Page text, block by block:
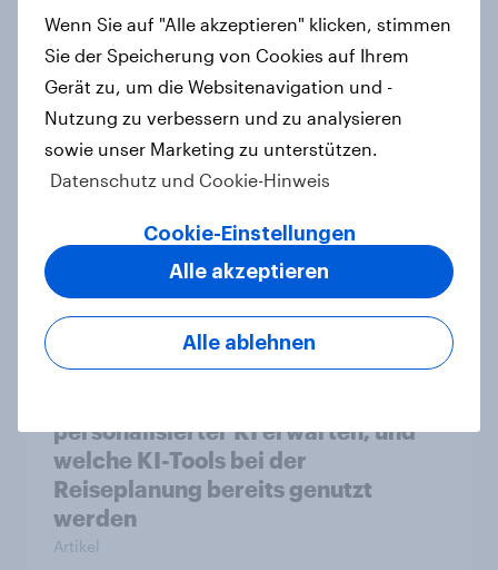
reicht nicht aus
Weltneuheit: Erste skalierte Studie
zeigt Impact von Werbung auf Net
und Nivea führen NPS-Ranking an
Maßgeschneiderte Reisen per
personalisierter KI erwarten, und
welche KI-Tools bei der
Reiseplanung bereits genutzt
werden
Artikel
Wenn Sie auf "Alle akzeptieren" klicken, stimmen
Sie der Speicherung von Cookies auf Ihrem
Gerät zu, um die Websitenavigation und -
Nutzung zu verbessern und zu analysieren
sowie unser Marketing zu unterstützen.
Datenschutz und Cookie-Hinweis
Cookie-Einstellungen
Alle ablehnen
Alle akzeptieren